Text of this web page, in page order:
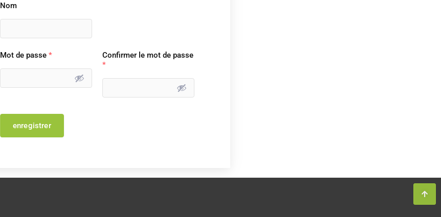
Nom
Mot de passe *
Confirmer le mot de passe
*
enregistrer